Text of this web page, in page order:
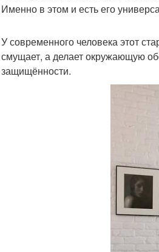
Именно в этом и есть его
У современного человека этот
смущает, а делает окружающую
защищённости.